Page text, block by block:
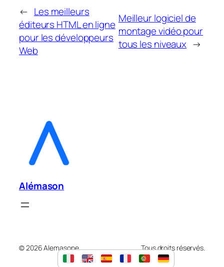
← Les meilleurs
éditeurs HTML en ligne
pour les développeurs
Web
Meilleur logiciel de
montage vidéo pour
tous les niveaux →
Alémason
© 2026 Alemasone. Tous droits réservés.